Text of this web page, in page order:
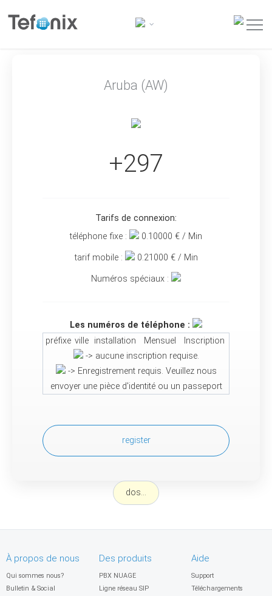
Aruba (AW)
+297
Tarifs de connexion:
téléphone fixe :
0.10000 € / Min
tarif mobile : 0.21000 € / Min
Numéros spéciaux :
Les numéros de téléphone :
préfixe ville installation Mensuel
Inscription
-> aucune inscription requise.
-> Enregistrement requis. Veuillez nous
envoyer une pièce d'identité ou un passeport
register
dos...
À propos de nous
Qui sommes nous?
Bulletin & Social
Des produits
PBX NUAGE
Ligne réseau SIP
Aide
Support
Téléchargements